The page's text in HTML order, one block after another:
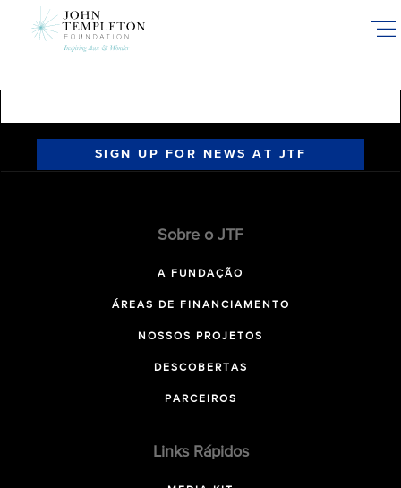
SIGN UP FOR NEWS AT JTF
Sobre o JTF
A FUNDAÇÃO
ÁREAS DE FINANCIAMENTO
NOSSOS PROJETOS
DESCOBERTAS
PARCEIROS
Links Rápidos